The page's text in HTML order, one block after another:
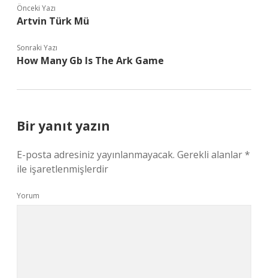
Önceki Yazı
Artvin Türk Mü
Sonraki Yazı
How Many Gb Is The Ark Game
Bir yanıt yazın
E-posta adresiniz yayınlanmayacak. Gerekli alanlar*
ile işaretlenmişlerdir
Yorum